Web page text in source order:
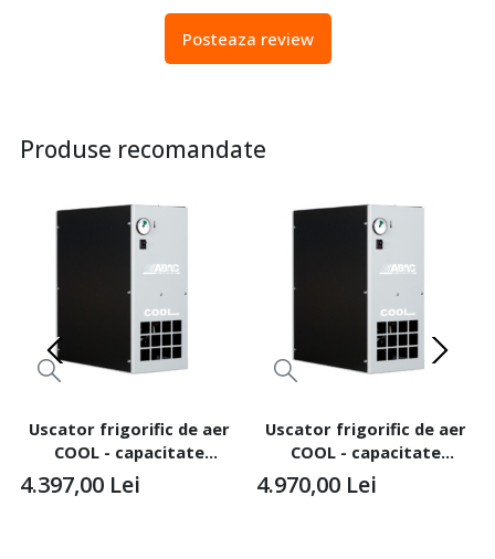
Posteaza review
Produse recomandate
Uscator frigorific de aer
COOL - capacitate
600l/min, 16 bari - ABAC-
COOL36(C1)230/50-A-AB-CE
4.397,00 Lei
Uscator frigorific de aer
COOL - capacitate
850l/min, 16 bari - ABAC-
COOL51(C2)230/50-A-AB-CE
4.970,00 Lei